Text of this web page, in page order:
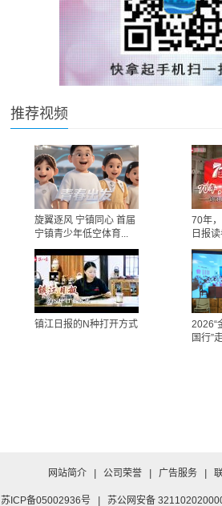
推荐视频
旋翼逐风 宁镇同心 首届
宁镇青少年低空体育...
70年
日报
镇江日报的N种打开方式
2026“
国行”
网站简介 | 公司荣誉 | 广告服务 |
苏ICP备05002936号 | 苏公网安备